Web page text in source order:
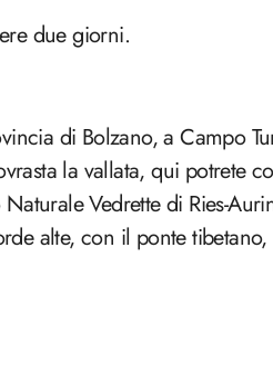
due giorni.
di Bolzano, a Campo
la vallata, qui potrete
Vedrette di Ries-
alte, con il ponte